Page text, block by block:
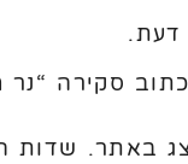
דעת.
סקירה “נר
באתר. שדות